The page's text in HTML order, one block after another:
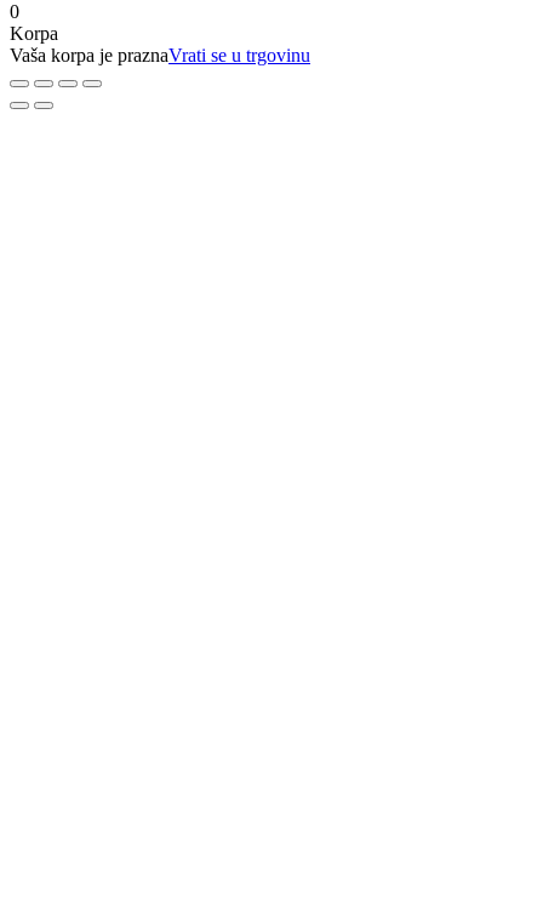
0
Korpa
Vaša korpa je praznaVrati se u trgovinu